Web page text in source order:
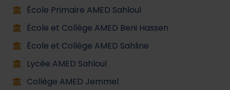
École Primaire AMED Sahloul
École et Collège AMED Beni Hassen
École et Collège AMED Sahline
Lycée AMED Sahloul
Collège AMED Jemmel